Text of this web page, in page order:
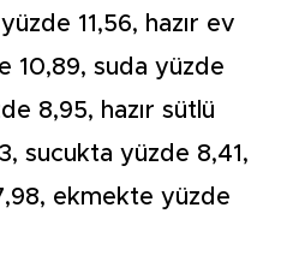
11,56, hazır ev
10,89, suda yüzde
8,95, hazır sütlü
sucukta yüzde 8,41,
ekmekte yüzde